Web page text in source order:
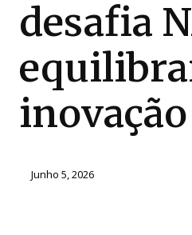
desafia
inovação
Junho 5, 2026